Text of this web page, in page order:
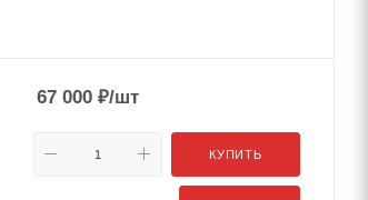
67 000 ₽/шт
КУПИТЬ